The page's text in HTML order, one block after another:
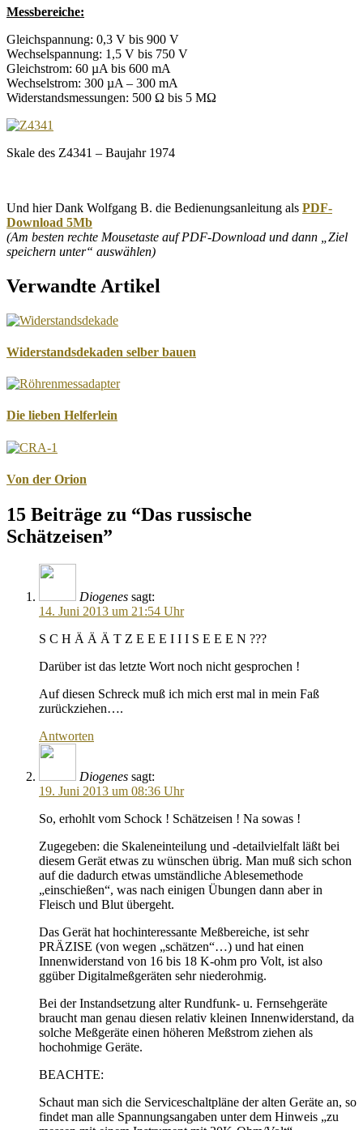
Messbereiche:
Gleichspannung: 0,3 V bis 900 V
Wechselspannung: 1,5 V bis 750 V
Gleichstrom: 60 µA bis 600 mA
Wechselstrom: 300 µA – 300 mA
Widerstandsmessungen: 500 Ω bis 5 MΩ
Skale des Z4341 – Baujahr 1974
Und hier Dank Wolfgang B. die Bedienungsanleitung als PDF-
Download 5Mb
(Am besten rechte Mousetaste auf PDF-Download und dann „Ziel
speichern unter“ auswählen)
Verwandte Artikel
Widerstandsdekaden selber bauen
Die lieben Helferlein
Von der Orion
15 Beiträge zu “Das russische
Schätzeisen”
Diogenes sagt:
14. Juni 2013 um 21:54 Uhr
S C H Ä Ä Ä T Z E E E I I I S E E E N ???
Darüber ist das letzte Wort noch nicht gesprochen !
Auf diesen Schreck muß ich mich erst mal in mein Faß
zurückziehen….
Antworten
Diogenes sagt:
19. Juni 2013 um 08:36 Uhr
So, erhohlt vom Schock ! Schätzeisen ! Na sowas !
Zugegeben: die Skaleneinteilung und -detailvielfalt läßt bei
diesem Gerät etwas zu wünschen übrig. Man muß sich schon
auf die dadurch etwas umständliche Ablesemethode
„einschießen“, was nach einigen Übungen dann aber in
Fleisch und Blut übergeht.
Das Gerät hat hochinteressante Meßbereiche, ist sehr
PRÄZISE (von wegen „schätzen“…) und hat einen
Innenwiderstand von 16 bis 18 K-ohm pro Volt, ist also
ggüber Digitalmeßgeräten sehr niederohmig.
Bei der Instandsetzung alter Rundfunk- u. Fernsehgeräte
braucht man genau diesen relativ kleinen Innenwiderstand, da
solche Meßgeräte einen höheren Meßstrom ziehen als
hochohmige Geräte.
BEACHTE:
Schaut man sich die Serviceschaltpläne der alten Geräte an, so
findet man alle Spannungsangaben unter dem Hinweis „zu